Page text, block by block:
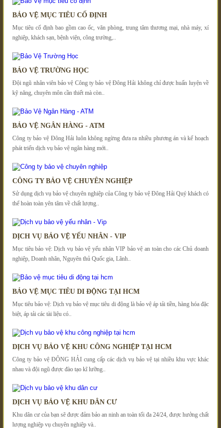
BẢO VỆ MỤC TIÊU CỐ ĐỊNH
Mục tiêu cố định bao gồm cao ốc, văn phòng, trung tâm thương mại, nhà máy, xí
nghiệp, khách sạn, bệnh viện, công trường,..
BẢO VỆ TRƯỜNG HỌC
Đội ngũ nhân viên bảo vệ Công ty bảo vệ Đông Hải không chỉ được huấn luyện về
kỹ năng, chuyên môn cần thiết mà còn..
BẢO VỆ NGÂN HÀNG - ATM
Công ty bảo vệ Đông Hải luôn không ngừng đưa ra nhiều phương án và kế hoạch
phát triển dịch vụ bảo vệ ngân hàng mới..
CÔNG TY BẢO VỆ CHUYÊN NGHIỆP
Sử dụng dịch vụ bảo vệ chuyên nghiệp của Công ty bảo vệ Đông Hải Quý khách có
thể hoàn toàn yên tâm về chất lượng..
DỊCH VỤ BẢO VỆ YẾU NHÂN - VIP
Mục tiêu bảo vệ: Dịch vụ bảo vệ yếu nhân VIP bảo vệ an toàn cho các Chủ doanh
nghiệp, Doanh nhân, Nguyên thủ Quốc gia, Lãnh..
BẢO VỆ MỤC TIÊU DI ĐỘNG TẠI HCM
Mục tiêu bảo vệ: Dịch vụ bảo vệ mục tiêu di động là bảo vệ áp tải tiền, hàng hóa đặc
biệt, áp tải các tài liệu có..
DỊCH VỤ BẢO VỆ KHU CÔNG NGHIỆP TẠI HCM
Công ty bảo vệ ĐÔNG HẢI cung cấp các dịch vụ bảo vệ tại nhiều khu vực khác
nhau và đội ngũ được đào tạo kĩ lưỡng..
DỊCH VỤ BẢO VỆ KHU DÂN CƯ
Khu dân cư của bạn sẽ được đảm bảo an ninh an toàn tối đa 24/24, được hưởng chất
lượng nghiệp vụ chuyên nghiệp và..